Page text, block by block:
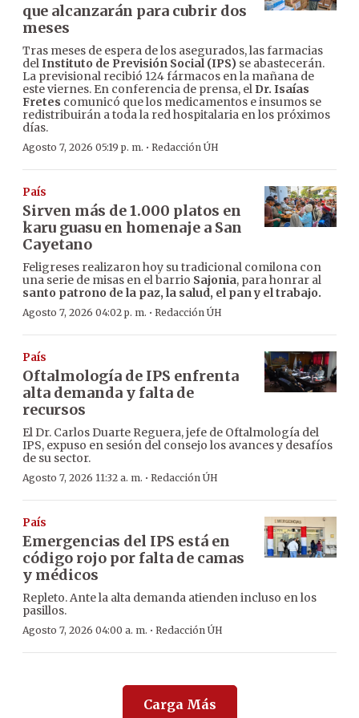
que alcanzarán para cubrir dos
meses
Tras meses de espera de los asegurados, las farmacias
delInstituto de Previsión Social (IPS) se abastecerán.
La previsional recibió 124 fármacos en la mañana de
este viernes. En conferencia de prensa, el Dr. Isaías
Fretes comunicó que los medicamentos e insumos se
redistribuirán a toda la red hospitalaria en los próximos
días.
Agosto 7, 2026 05:19 p. m. · Redacción ÚH
País
Sirven más de 1.000 platos en
karu guasu en homenaje a San
Cayetano
Feligreses realizaron hoy su tradicional comilona con
una serie de misas en el barrio Sajonia, para honrar al
santo patrono de la paz, la salud, el pan y el trabajo.
Agosto 7, 2026 04:02 p. m. · Redacción ÚH
País
Oftalmología de IPS enfrenta
alta demanda y falta de
recursos
El Dr. Carlos Duarte Reguera, jefe de Oftalmología del
IPS, expuso en sesión del consejo los avances y desafíos
de su sector.
Agosto 7, 2026 11:32 a. m. · Redacción ÚH
País
Emergencias del IPS está en
código rojo por falta de camas
y médicos
Repleto. Ante la alta demanda atienden incluso en los
pasillos.
Agosto 7, 2026 04:00 a. m. · Redacción ÚH
Carga Más